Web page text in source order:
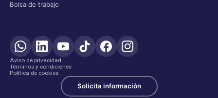
Bolsa de trabajo
Aviso de privacidad
Términos y condiciones
Política de cookies
Solicita información